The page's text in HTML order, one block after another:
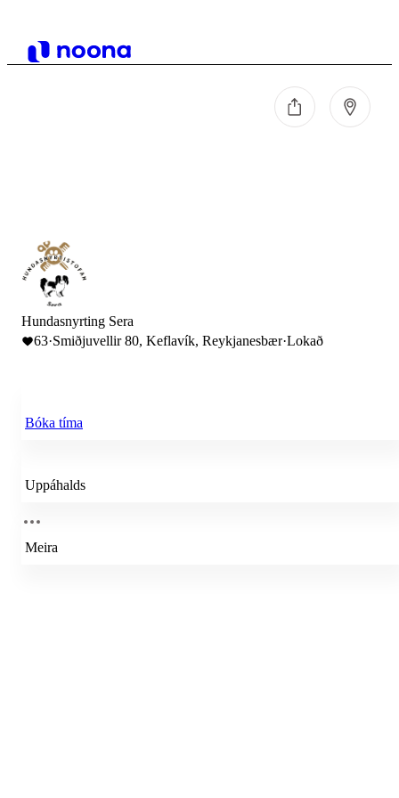
Hundasnyrting Sera
63·Smiðjuvellir 80, Keflavík, Reykjanesbær·Lokað
Bóka tíma
Uppáhalds
Meira